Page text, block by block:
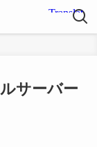
サーバー